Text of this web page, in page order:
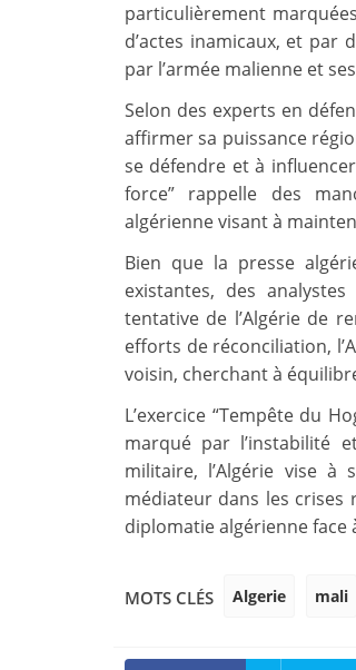
particulièrement
d’actes inamicaux, et par
par l’armée malienne et
Selon des experts en
affirmer sa puissance
se défendre et à
force” rappelle des
algérienne visant à
Bien que la presse
existantes, des
tentative de l’Algérie de
efforts de réconciliation,
voisin, cherchant à
L’exercice “Tempête du
marqué par l’instabilité
militaire, l’Algérie vise
médiateur dans les crises
diplomatie algérienne face
MOTS CLÉS Algerie mali